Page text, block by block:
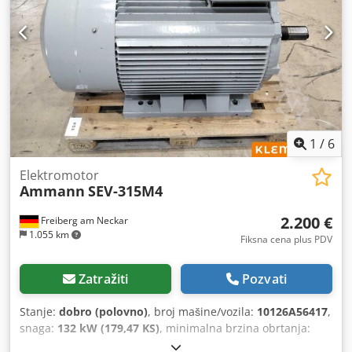
1 / 6
Freiberg am Neckar
1.055 km
Elektromotor
Ammann SEV-315M4
2.200 €
Fiksna cena plus PDV
Zatražiti Pozvati
Stanje: dobro (polovno), broj mašine/vozila: 10126A56417,
snaga: 132 kW (179,47 KS), minimalna brzina obrtanja:
400 V